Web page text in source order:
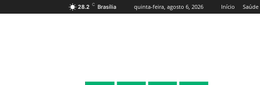
28.2 C Brasília quinta-feira, agosto 6, 2026 Início Saúde